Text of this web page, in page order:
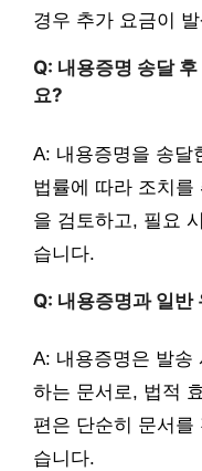
경우 추가 요금이
Q: 내용증명 송달
요?
A: 내용증명을 송달
법률에 따라 조치를
을 검토하고, 필요
습니다.
Q: 내용증명과 일반
A: 내용증명은 발송
하는 문서로, 법적
편은 단순히 문서를
습니다.